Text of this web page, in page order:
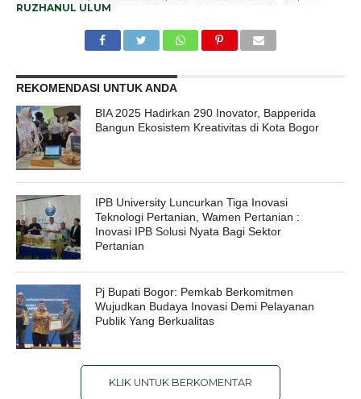
RUZHANUL ULUM
REKOMENDASI UNTUK ANDA
BIA 2025 Hadirkan 290 Inovator, Bapperida
Bangun Ekosistem Kreativitas di Kota Bogor
IPB University Luncurkan Tiga Inovasi
Teknologi Pertanian, Wamen Pertanian :
Inovasi IPB Solusi Nyata Bagi Sektor
Pertanian
Pj Bupati Bogor: Pemkab Berkomitmen
Wujudkan Budaya Inovasi Demi Pelayanan
Publik Yang Berkualitas
KLIK UNTUK BERKOMENTAR